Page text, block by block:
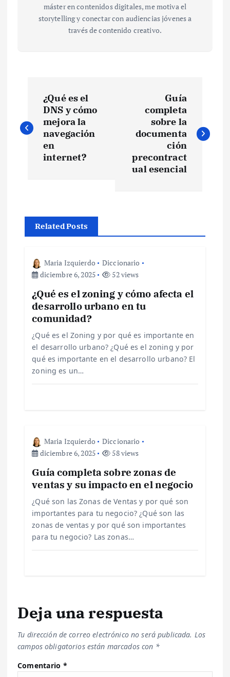
máster en contenidos digitales, me motiva el
storytelling y conectar con audiencias jóvenes a
través de contenido creativo.
a
v
a
c
¿Qué es el
DNS y cómo
mejora la
navegación
en
internet?
Guía
completa
sobre la
documenta
ción
precontract
ual esencial
Related Posts
Maria Izquierdo
Diccionario
diciembre 6, 2025
52 views
¿Qué es el zoning y cómo afecta el
desarrollo urbano en tu
comunidad?
¿Qué es el Zoning y por qué es importante en
el desarrollo urbano? ¿Qué es el zoning y por
qué es importante en el desarrollo urbano? El
zoning es un…
Maria Izquierdo
Diccionario
diciembre 6, 2025
58 views
Guía completa sobre zonas de
ventas y su impacto en el negocio
¿Qué son las Zonas de Ventas y por qué son
importantes para tu negocio? ¿Qué son las
zonas de ventas y por qué son importantes
para tu negocio? Las zonas…
Deja una respuesta
Tu dirección de correo electrónico no será publicada. Los
campos obligatorios están marcados con *
Comentario *